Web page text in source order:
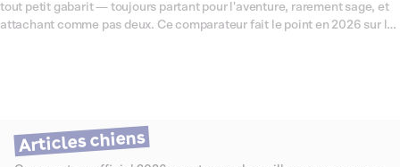
tout petit gabarit — toujours partant pour l'aventure, rarement sage, et
attachant comme pas deux. Ce comparateur fait le point en 2026 sur les
Articles chiens